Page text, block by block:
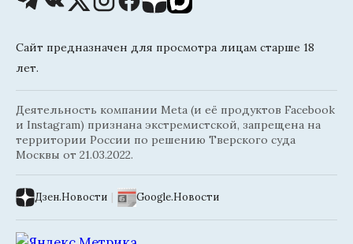
Сайт предназначен для просмотра лицам старше 18
лет.
Деятельность компании Meta (и её продуктов Facebook
и Instagram) признана экстремистской, запрещена на
территории России по решению Тверского суда
Москвы от 21.03.2022.
Дзен.Новости | Google.Новости